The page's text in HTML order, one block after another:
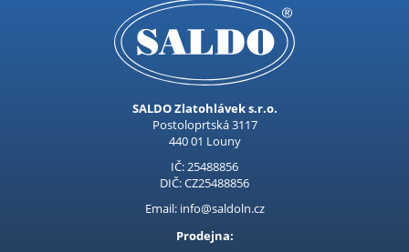
SALDO Zlatohlávek s.r.o.
Postoloprtská 3117
440 01 Louny
IČ: 25488856
DIČ: CZ25488856
Email: info@saldoln.cz
Prodejna: